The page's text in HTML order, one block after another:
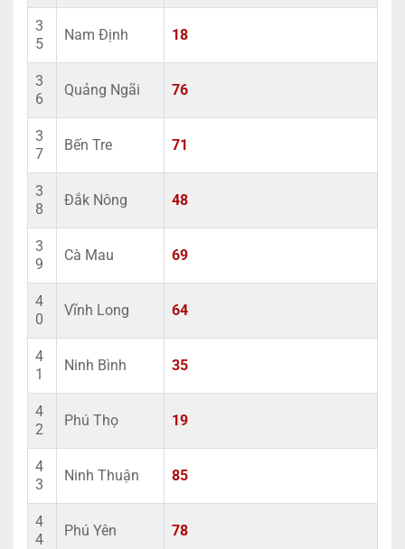
3
5
Nam Định 18
3
6
Quảng Ngãi 76
3
7
Bến Tre 71
3
8
Đắk Nông 48
3
9
Cà Mau 69
4
0
Vĩnh Long 64
4
1
Ninh Bình 35
4
2
Phú Thọ 19
4
3
Ninh Thuận 85
4
4
Phú Yên 78